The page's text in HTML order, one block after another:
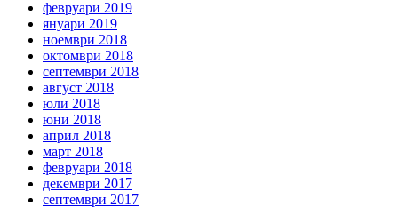
февруари 2019
януари 2019
ноември 2018
октомври 2018
септември 2018
август 2018
юли 2018
юни 2018
април 2018
март 2018
февруари 2018
декември 2017
септември 2017